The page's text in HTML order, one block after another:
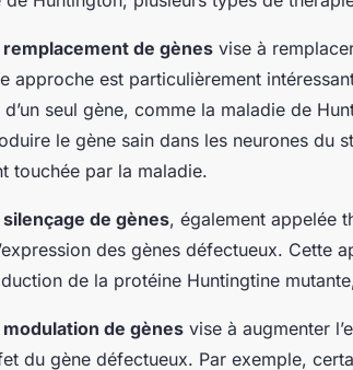
de gènes vise à
approche est particulièrement
seul gène, comme la maladie de
le gène sain dans les neurones du
touchée par la maladie.
de gènes, également appelée
des gènes défectueux. Cette
de la protéine Huntingtine
de gènes vise à augmenter
du gène défectueux. Par exemple,